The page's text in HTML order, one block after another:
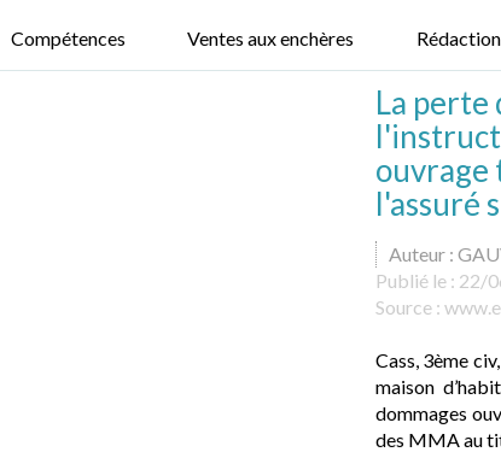
Compétences Ventes aux enchères
La perte
ouvrage
l'assuré
Auteur :
Publié le : 22/
Source :
Cass, 3ème
maison
dommages
des MMA au